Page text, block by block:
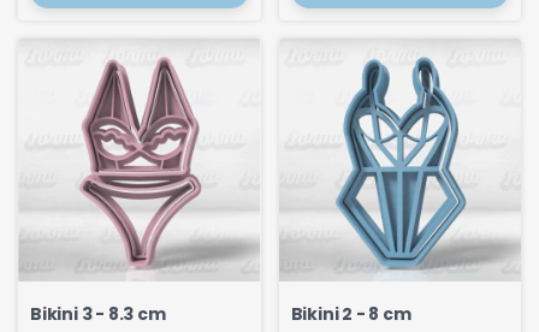
Bikini 3 - 8.3 cm Bikini 2 - 8 cm